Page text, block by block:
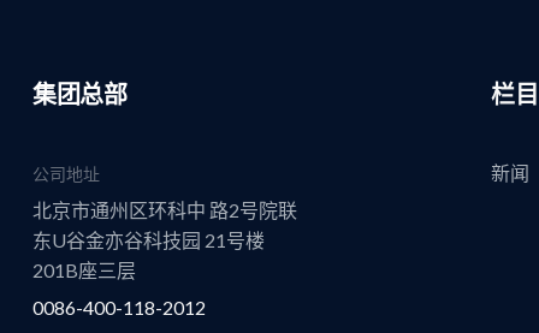
集团总部
公司地址
北京市通州区环科中 路2号院联
东U谷金亦谷科技园 21号楼
201B座三层
0086-400-118-2012
栏目
新闻